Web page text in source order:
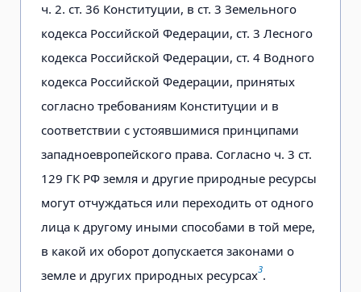
ч. 2. ст. 36 Конституции, в ст. 3 Земельного
кодекса Российской Федерации, ст. 3 Лесного
кодекса Российской Федерации, ст. 4 Водного
кодекса Российской Федерации, принятых
согласно требованиям Конституции и в
соответствии с устоявшимися принципами
западноевропейского права. Согласно ч. 3 ст.
129 ГК РФ земля и другие природные ресурсы
могут отчуждаться или переходить от одного
лица к другому иными способами в той мере,
в какой их оборот допускается законами о
земле и других природных ресурсах3.